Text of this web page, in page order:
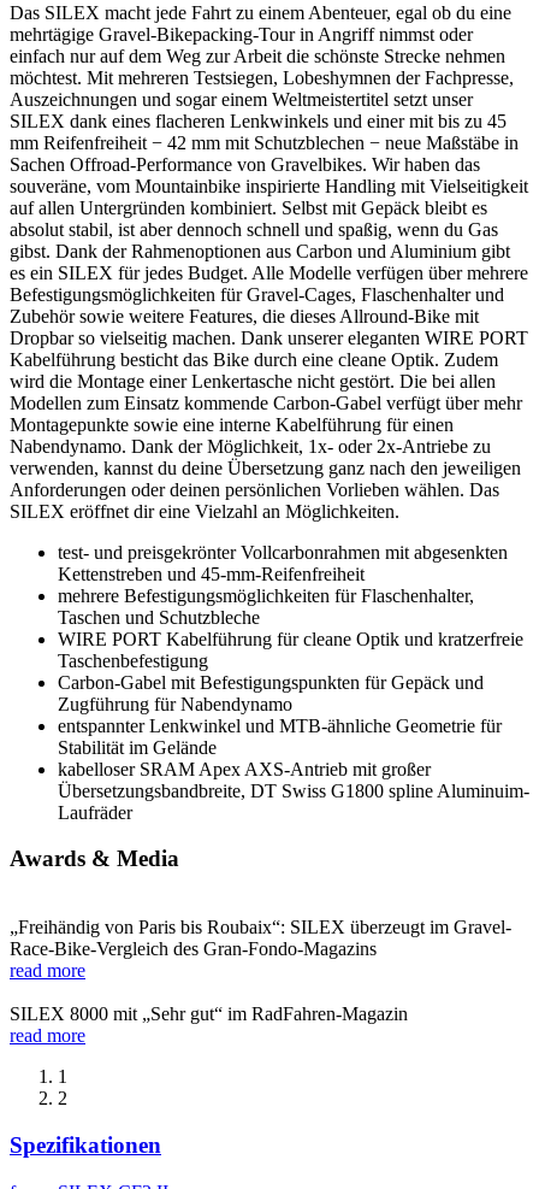
Das SILEX macht jede Fahrt zu einem Abenteuer, egal ob du eine
mehrtägige Gravel-Bikepacking-Tour in Angriff nimmst oder
einfach nur auf dem Weg zur Arbeit die schönste Strecke nehmen
möchtest. Mit mehreren Testsiegen, Lobeshymnen der Fachpresse,
Auszeichnungen und sogar einem Weltmeistertitel setzt unser
SILEX dank eines flacheren Lenkwinkels und einer mit bis zu 45
mm Reifenfreiheit − 42 mm mit Schutzblechen − neue Maßstäbe in
Sachen Offroad-Performance von Gravelbikes. Wir haben das
souveräne, vom Mountainbike inspirierte Handling mit Vielseitigkeit
auf allen Untergründen kombiniert. Selbst mit Gepäck bleibt es
absolut stabil, ist aber dennoch schnell und spaßig, wenn du Gas
gibst. Dank der Rahmenoptionen aus Carbon und Aluminium gibt
es ein SILEX für jedes Budget. Alle Modelle verfügen über mehrere
Befestigungsmöglichkeiten für Gravel-Cages, Flaschenhalter und
Zubehör sowie weitere Features, die dieses Allround-Bike mit
Dropbar so vielseitig machen. Dank unserer eleganten WIRE PORT
Kabelführung besticht das Bike durch eine cleane Optik. Zudem
wird die Montage einer Lenkertasche nicht gestört. Die bei allen
Modellen zum Einsatz kommende Carbon-Gabel verfügt über mehr
Montagepunkte sowie eine interne Kabelführung für einen
Nabendynamo. Dank der Möglichkeit, 1x- oder 2x-Antriebe zu
verwenden, kannst du deine Übersetzung ganz nach den jeweiligen
Anforderungen oder deinen persönlichen Vorlieben wählen. Das
SILEX eröffnet dir eine Vielzahl an Möglichkeiten.
test- und preisgekrönter Vollcarbonrahmen mit abgesenkten
Kettenstreben und 45-mm-Reifenfreiheit
mehrere Befestigungsmöglichkeiten für Flaschenhalter,
Taschen und Schutzbleche
WIRE PORT Kabelführung für cleane Optik und kratzerfreie
Taschenbefestigung
Carbon-Gabel mit Befestigungspunkten für Gepäck und
Zugführung für Nabendynamo
entspannter Lenkwinkel und MTB-ähnliche Geometrie für
Stabilität im Gelände
kabelloser SRAM Apex AXS-Antrieb mit großer
Übersetzungsbandbreite, DT Swiss G1800 spline Aluminuim-
Laufräder
Awards & Media
„Freihändig von Paris bis Roubaix“: SILEX überzeugt im Gravel-
Race-Bike-Vergleich des Gran-Fondo-Magazins
read more
SILEX 8000 mit „Sehr gut“ im RadFahren-Magazin
read more
1
2
Spezifikationen